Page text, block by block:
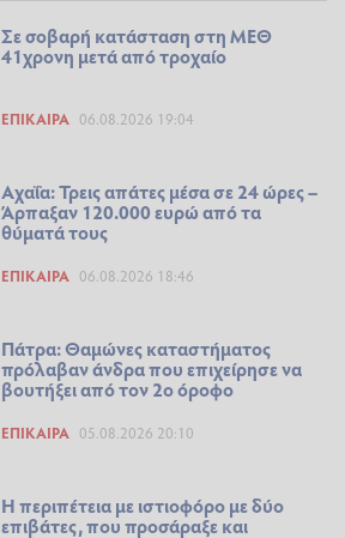
Σε σοβαρή κατάσταση στη ΜΕΘ
41χρονη μετά από τροχαίο
ΕΠΊΚΑΙΡΑ 06.08.2026 19:04
Αχαΐα: Τρεις απάτες μέσα σε 24 ώρες –
Άρπαξαν 120.000 ευρώ από τα
θύματά τους
ΕΠΊΚΑΙΡΑ 06.08.2026 18:46
Πάτρα: Θαμώνες καταστήματος
πρόλαβαν άνδρα που επιχείρησε να
βουτήξει από τον 2ο όροφο
ΕΠΊΚΑΙΡΑ 05.08.2026 20:10
Η περιπέτεια με ιστιοφόρο με δύο
επιβάτες, που προσάραξε και